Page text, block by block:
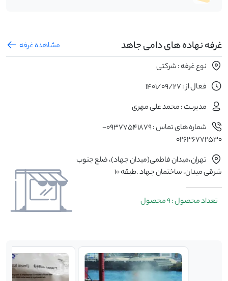
غرفه نهاده های دامی جاهد
مشاهده غرفه
نوع غرفه : شرکتی
فعال از : 1401/09/27
مدیریت : محمد علی مهری
شماره های تماس : 09377541879-
02636772530
تهران،میدان فاطمی(میدان جهاد)، ضلع جنوب
شرقی میدان، ساختمان جهاد .طبقه ۱۰
تعداد محصول : 9 محصول